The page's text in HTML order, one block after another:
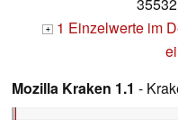
+ 1 Einzelwerte im
Mozilla Kraken 1.1 -